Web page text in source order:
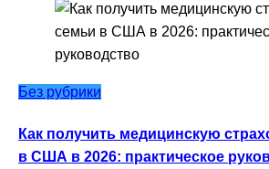
Без рубрики
Как получить медицинскую
в США в 2026: практическое